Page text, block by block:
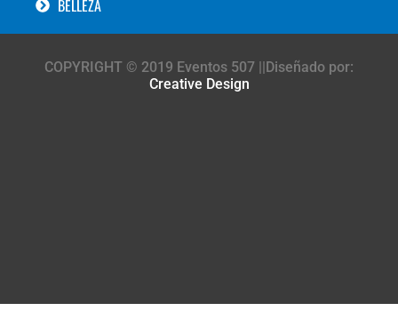
BELLEZA
COPYRIGHT © 2019 Eventos 507 ||Diseñado por:
Creative Design